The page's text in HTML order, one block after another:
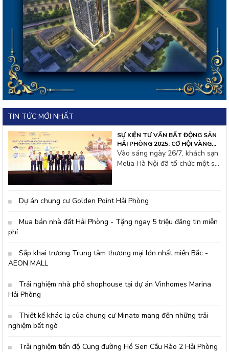
TIN TỨC MỚI NHẤT
SỰ KIỆN TƯ VẤN BẤT ĐỘNG SẢN
HẢI PHÒNG 2025: CƠ HỘI VÀNG
CHO NHÀ ĐẦU TƯ THỦ ĐÔ
Vào sáng ngày 26/7, khách sạn
Melia Hà Nội đã tổ chức một sự
Không khí hội thảo tại đây rất
Dự án chung cư Golden Point Hải Phòng
Mua bán nhà đất Hải Phòng - Tặng ngay 5 triệu đăng tin miễn
phí
Sắp khai trương Trung tâm thương mại lớn nhất miền Bắc -
AEON MALL
Trải nghiệm nhà phố shophouse tại dự án Vinhomes Marina
Hải Phòng
Thiết kế khác lạ của chung cư Minato mang đến những trải
nghiệm bất ngờ
Trải nghiệm tiến độ Cung đường Hồ Sen Cầu Rào 2 Hải Phòng